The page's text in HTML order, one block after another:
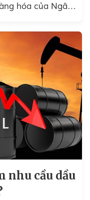
hóa của Ngân
nhu cầu dầu